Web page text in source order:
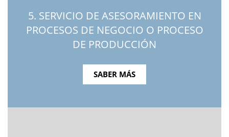
5. SERVICIO DE ASESORAMIENTO EN
PROCESOS DE NEGOCIO O PROCESO
DE PRODUCCIÓN
SABER MÁS